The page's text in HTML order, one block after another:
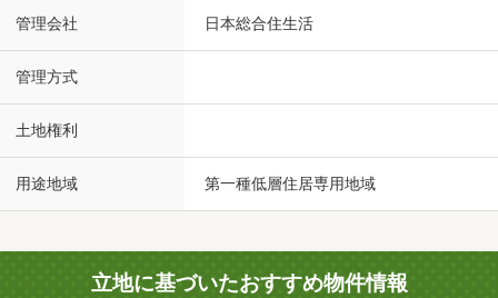
管理会社 日本総合住生活
管理方式
土地権利
用途地域 第一種低層住居専用地域
立地に基づいたおすすめ物件情報